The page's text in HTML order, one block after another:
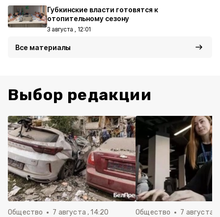
Губкинские власти готовятся к
отопительному сезону
3 августа , 12:01
Все материалы
Выбор редакции
Общество 7 августа , 14:20 Общество 7 августа ,